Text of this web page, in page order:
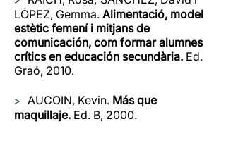
LÓPEZ, Gemma. Alimentació, model
estètic femení i mitjans de
comunicación, com formar alumnes
crítics en educación secundària. Ed.
Graó, 2010.
> ​AUCOIN, Kevin. Más que
maquillaje. Ed. B, 2000.